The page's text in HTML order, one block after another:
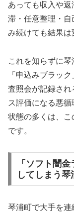
あっても収入や
滞・任意整理・
み続けても結果は
これを知らずに
「申込みブラッ
査照会が記録さ
ス評価になる悪循
状態の多くは、こ
です。
「ソフト闇
してしまう
琴浦町で大手を